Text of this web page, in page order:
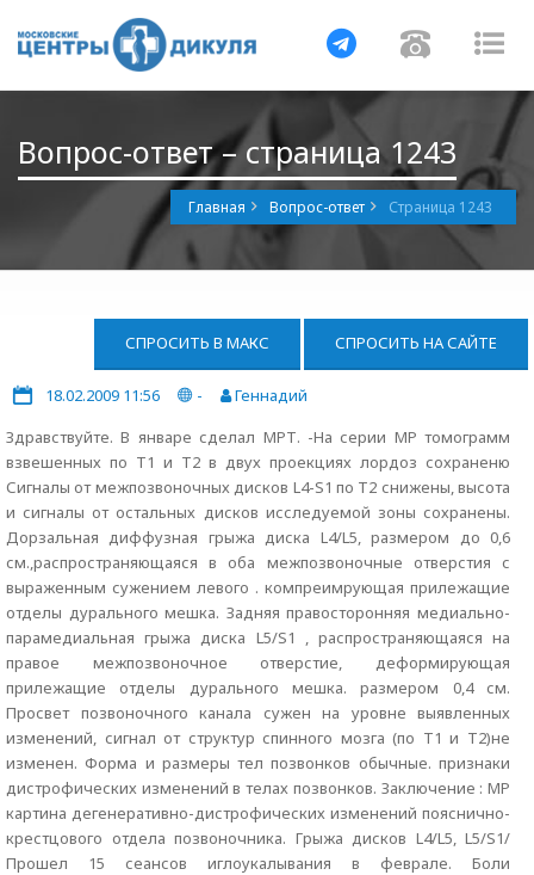
Навигация
Вопрос-ответ – страница 1243
Главная Вопрос-ответ Страница 1243
СПРОСИТЬ В МАКС СПРОСИТЬ НА САЙТЕ
18.02.2009 11:56 -
Геннадий
Здравствуйте. В январе сделал МРТ. -На серии МР томограмм
взвешенных по Т1 и Т2 в двух проекциях лордоз сохраненю
Сигналы от межпозвоночных дисков L4-S1 по Т2 снижены, высота
и сигналы от остальных дисков исследуемой зоны сохранены.
Дорзальная диффузная грыжа диска L4/L5, размером до 0,6
см.,распространяющаяся в оба межпозвоночные отверстия с
выраженным сужением левого . компреимрующая прилежащие
отделы дурального мешка. Задняя правосторонняя медиально-
парамедиальная грыжа диска L5/S1 , распространяющаяся на
правое межпозвоночное отверстие, деформирующая
прилежащие отделы дурального мешка. размером 0,4 см.
Просвет позвоночного канала сужен на уровне выявленных
изменений, сигнал от структур спинного мозга (по Т1 и Т2)не
изменен. Форма и размеры тел позвонков обычные. признаки
дистрофических изменений в телах позвонков. Заключение : МР
картина дегенеративно-дистрофических изменений пояснично-
крестцового отдела позвоночника. Грыжа дисков L4/L5, L5/S1/
Прошел 15 сеансов иглоукалывания в феврале. Боли